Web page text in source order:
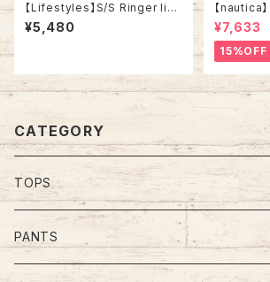
【Lifestyles】S/S Ringer like
Tee XL 90s Made in USA v
intage リンガーライク レイヤ
グルステッチ アメリカ USA レト
ロ 古着
¥5,480
【nautica
相当 90s
ティカ 切替
ト 刺繍ロ
ター アメ
¥7,633
15%OFF
CATEGORY
TOPS
Tee
PANTS